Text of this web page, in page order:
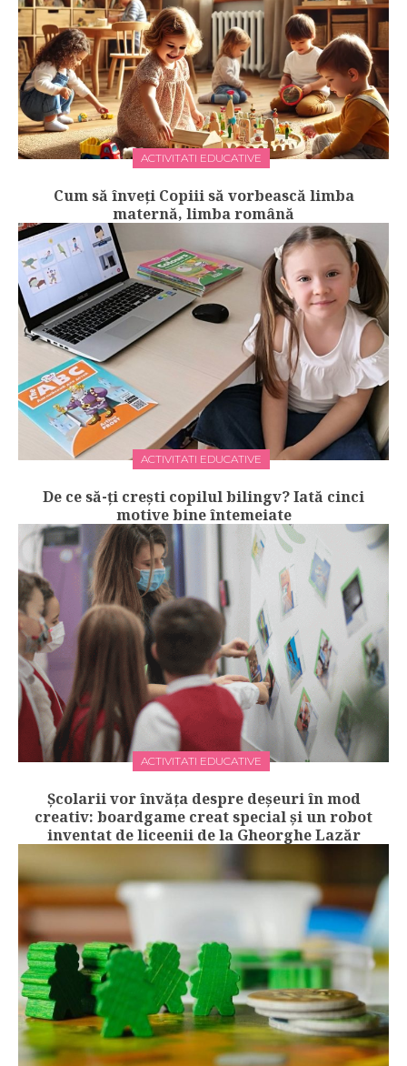
ACTIVITATI EDUCATIVE
Cum să înveți Copiii să vorbească limba
maternă, limba română
ACTIVITATI EDUCATIVE
De ce să-ți crești copilul bilingv? Iată cinci
motive bine întemeiate
ACTIVITATI EDUCATIVE
Școlarii vor învăța despre deșeuri în mod
creativ: boardgame creat special și un robot
inventat de liceenii de la Gheorghe Lazăr